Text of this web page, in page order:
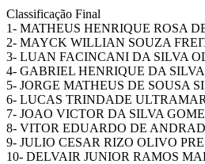
Classificação Final
1- MATHEUS HENRIQUE ROSA
2- MAYCK WILLIAN SOUZA
3- LUAN FACINCANI DA SILVA
4- GABRIEL HENRIQUE DA
5- JORGE MATHEUS DE SOUSA
6- LUCAS TRINDADE
7- JOAO VICTOR DA SILVA
8- VITOR EDUARDO DE
9- JULIO CESAR RIZO OLIVO
10- DELVAIR JUNIOR RAMOS